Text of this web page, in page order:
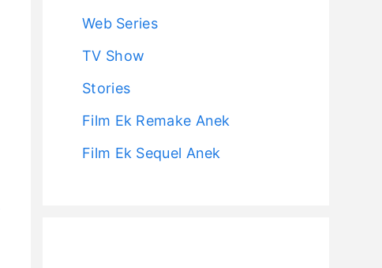
Web Series
TV Show
Stories
Film Ek Remake Anek
Film Ek Sequel Anek